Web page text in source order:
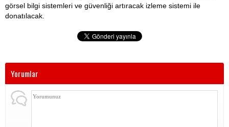
görsel bilgi sistemleri ve güvenliği artıracak izleme sistemi ile
donatılacak.
Yorumlar